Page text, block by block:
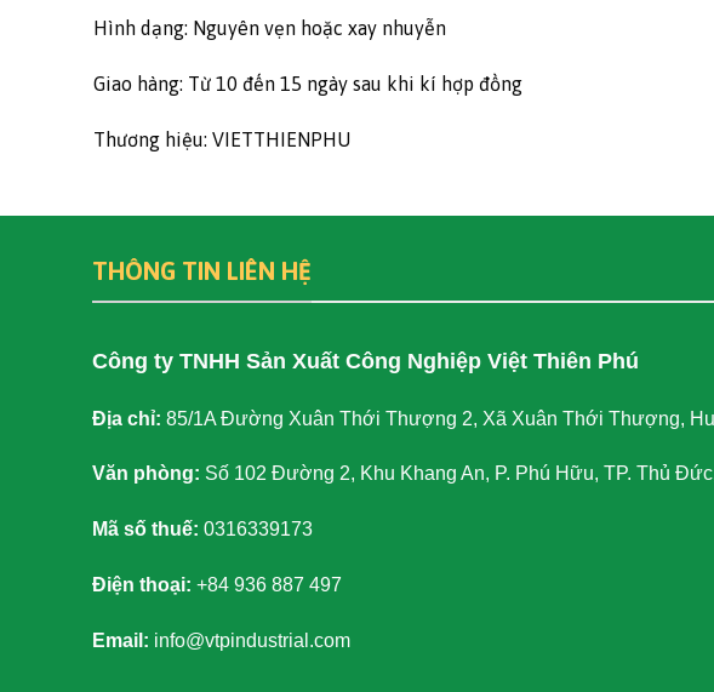
Hình dạng: Nguyên vẹn hoặc xay nhuyễn
Giao hàng: Từ 10 đến 15 ngày sau khi kí hợp đồng
Thương hiệu: VIETTHIENPHU
THÔNG TIN LIÊN HỆ
Công ty TNHH Sản Xuất Công Nghiệp Việt Thiên Phú
Địa chỉ: 85/1A Đường Xuân Thới Thượng 2, Xã Xuân Thới Thượng,
Văn phòng: Số 102 Đường 2, Khu Khang An, P. Phú Hữu, TP. Thủ
Mã số thuế: 0316339173
Điện thoại: +84 936 887 497
Email: info@vtpindustrial.com